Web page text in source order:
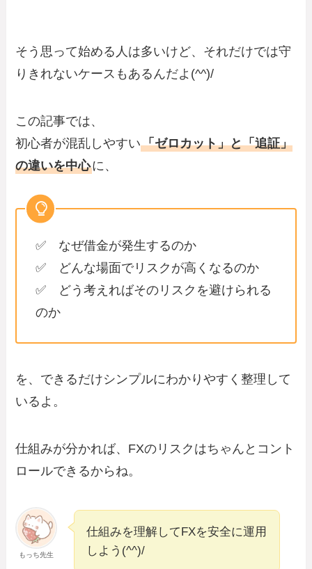
そう思って始める人は多いけど、それだけでは守
りきれないケースもあるんだよ(^^)/
この記事では、
初心者が混乱しやすい「ゼロカット」と「追証」
の違いを中心に、
✅ なぜ借金が発生するのか
✅ どんな場面でリスクが高くなるのか
✅ どう考えればそのリスクを避けられる
のか
を、できるだけシンプルにわかりやすく整理して
いるよ。
仕組みが分かれば、FXのリスクはちゃんとコント
ロールできるからね。
もっち先生
仕組みを理解してFXを安全に運用
しよう(^^)/